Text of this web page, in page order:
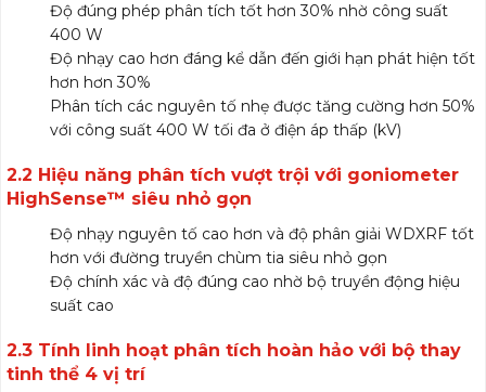
Độ đúng phép phân tích tốt hơn 30% nhờ công suất
400 W
Độ nhạy cao hơn đáng kể dẫn đến giới hạn phát hiện tốt
hơn hơn 30%
Phân tích các nguyên tố nhẹ được tăng cường hơn 50%
với công suất 400 W tối đa ở điện áp thấp (kV)
2.2 Hiệu năng phân tích vượt trội với goniometer
HighSense™ siêu nhỏ gọn
Độ nhạy nguyên tố cao hơn và độ phân giải WDXRF tốt
hơn với đường truyền chùm tia siêu nhỏ gọn
Độ chính xác và độ đúng cao nhờ bộ truyền động hiệu
suất cao
2.3 Tính linh hoạt phân tích hoàn hảo với bộ thay
tinh thể 4 vị trí